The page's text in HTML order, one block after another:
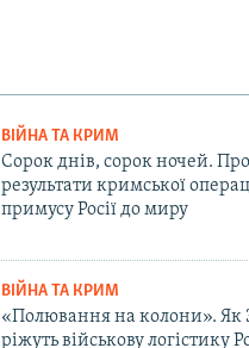
ВІЙНА ТА КРИМ
Сорок днів, сорок ночей. Про
результати кримської
примусу Росії до миру
ВІЙНА ТА КРИМ
«Полювання на колони». Як
ріжуть військову логістику